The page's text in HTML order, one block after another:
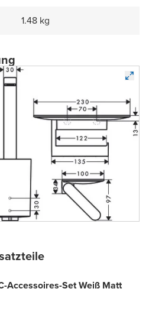
1.48 kg
Accessoires-Set Weiß Matt